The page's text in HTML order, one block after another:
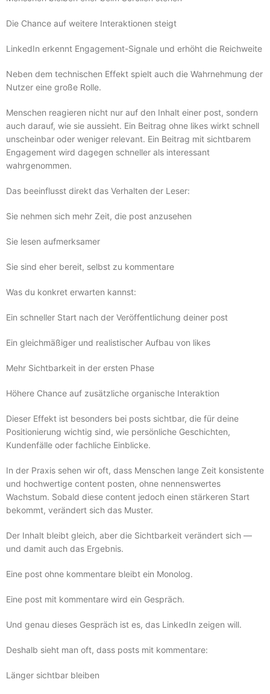
Die Chance auf weitere Interaktionen steigt
LinkedIn erkennt Engagement-Signale und erhöht die Reichweite
Neben dem technischen Effekt spielt auch die Wahrnehmung der
Nutzer eine große Rolle.
Menschen reagieren nicht nur auf den Inhalt einer post, sondern
auch darauf, wie sie aussieht. Ein Beitrag ohne likes wirkt schnell
unscheinbar oder weniger relevant. Ein Beitrag mit sichtbarem
Engagement wird dagegen schneller als interessant
wahrgenommen.
Das beeinflusst direkt das Verhalten der Leser:
Sie nehmen sich mehr Zeit, die post anzusehen
Sie lesen aufmerksamer
Sie sind eher bereit, selbst zu kommentare
Was du konkret erwarten kannst:
Ein schneller Start nach der Veröffentlichung deiner post
Ein gleichmäßiger und realistischer Aufbau von likes
Mehr Sichtbarkeit in der ersten Phase
Höhere Chance auf zusätzliche organische Interaktion
Dieser Effekt ist besonders bei posts sichtbar, die für deine
Positionierung wichtig sind, wie persönliche Geschichten,
Kundenfälle oder fachliche Einblicke.
In der Praxis sehen wir oft, dass Menschen lange Zeit konsistente
und hochwertige content posten, ohne nennenswertes
Wachstum. Sobald diese content jedoch einen stärkeren Start
bekommt, verändert sich das Muster.
Der Inhalt bleibt gleich, aber die Sichtbarkeit verändert sich —
und damit auch das Ergebnis.
Eine post ohne kommentare bleibt ein Monolog.
Eine post mit kommentare wird ein Gespräch.
Und genau dieses Gespräch ist es, das LinkedIn zeigen will.
Deshalb sieht man oft, dass posts mit kommentare:
Länger sichtbar bleiben